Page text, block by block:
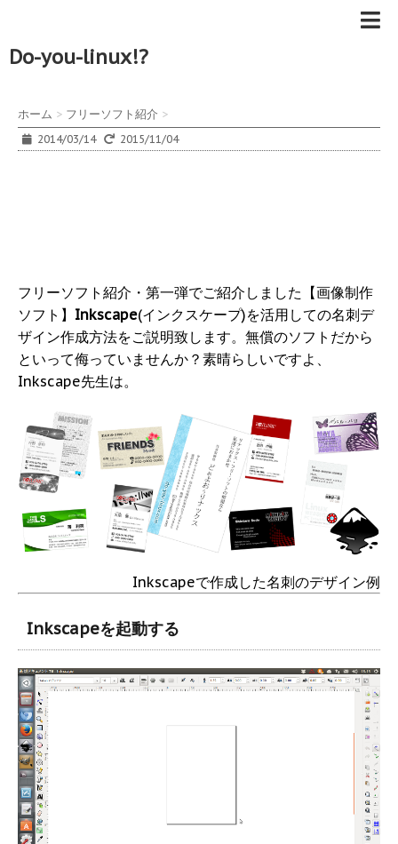
Do-you-linux!?
ホーム > フリーソフト紹介 >
2014/03/14 2015/11/04
フリーソフト紹介・第一弾でご紹介しました【画像制作
ソフト】 Inkscape(インクスケープ)を活用しての名刺デ
ザイン作成方法をご説明致します。無償のソフトだから
といって侮っていませんか？素晴らしいですよ、
Inkscape先生は。
Inkscapeで作成した名刺のデザイン例
Inkscapeを起動する